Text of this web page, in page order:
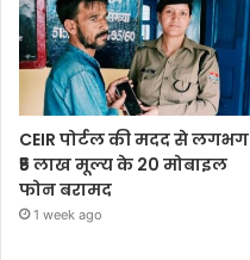
CEIR पोर्टल की मदद से लगभग
₹5 लाख मूल्य के 20 मोबाइल
फोन बरामद
1 week ago